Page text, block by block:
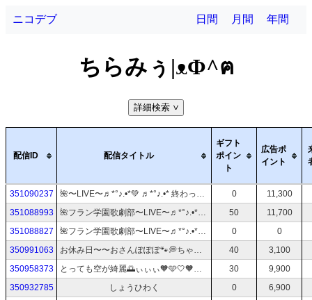
ニコデブ 日間 月間 年間
ちらみぅ|ᴥΦ^ฅ
詳細検索 >
配信ID 配信タイトル
ギフト
ポイン
ト
広告ポ
イント
351090237 🌺〜LIVE〜♬*°♪.•*💚 ♬*°♪.•* 終わって……どーしよっかなお散歩しよか…実はふらついてしゃがんでしまた。。。歩くと元気出るかな？なんか食べたほ良いかな？ 0
11,300
351088993
🌺フラン学園歌劇部〜LIVE〜♬*°♪.•*💚 ♬*°♪.•* PARLOUR 『SPIRAL』(原宿)〜いってみるる♬*°♪.•*‪🧡‬‪ ♬*°♪.•*💛♬*°♪.•* 50
11,700
351088827
🌺フラン学園歌劇部〜LIVE〜♬*°♪.•*💚 ♬*°♪.•* PARLOUR 『SPIRAL』(原宿)〜いってみるる♬*°♪.•*‪🧡‬‪ ♬*°♪.•*💛♬*°♪.•* 0
0
350991063
お休み日〜〜おさんぽぽぽ🐾💭ちゃりちゃりりりり🚲♪お祭りやってるぽぽ 40
3,100
350958373
とっても空が綺麗🌅ぃぃぃ‪‪🧡‬‪🩵‎🤍🧡‬‪‎🤍🩵 30
9,900
350932785
しょうひわく 0
6,900